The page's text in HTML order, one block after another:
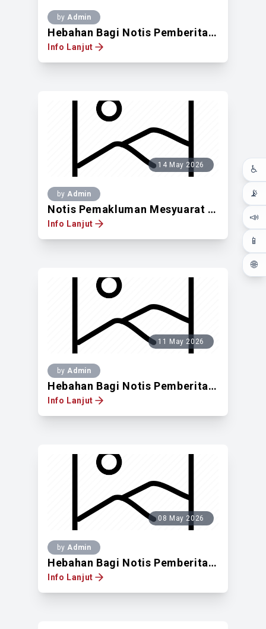
♿
📡
📣
📱
🌐
by Admin
Hebahan Bagi Notis Pemberitahuan Untuk Mendapatkan Pandangan Pemilik Tanah Berdaftar Di Atas Lot Pt 921, No. 121 Jalan Kampung Pandan, Taman Maluri, 55100, WPKL
Info Lanjut
14 May 2026
by Admin
Notis Pemakluman Mesyuarat Lembaga Pelesenan EKSAIS WPKL BIL.3/2026
Info Lanjut
11 May 2026
by Admin
Hebahan Bagi Notis Pemberitahuan Untuk Mendapatkan Pandangan Pemilik Tanah Berdaftar Di Atas Lot 20016, Seksyen 55 Bandar Kuala Lumpur, Jalan Thambipillai, Off Jalan Tun Sambanthan, Kuala Lumpur
Info Lanjut
08 May 2026
by Admin
Hebahan Bagi Notis Pemberitahuan Untuk Mendapatkan Pandangan Pemilik Tanah Berdaftar Di Atas Lot 14472, Lorong Maarof 1, Seksyen 96, Dalam Bandar Kuala Lumpur
Info Lanjut